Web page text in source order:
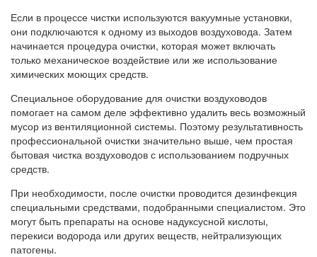
Если в процессе чистки используются вакуумные установки,
они подключаются к одному из выходов воздуховода. Затем
начинается процедура очистки, которая может включать
только механическое воздействие или же использование
химических моющих средств.
Специальное оборудование для очистки воздуховодов
помогает на самом деле эффективно удалить весь возможный
мусор из вентиляционной системы. Поэтому результативность
профессиональной очистки значительно выше, чем простая
бытовая чистка воздуховодов с использованием подручных
средств.
При необходимости, после очистки проводится дезинфекция
специальными средствами, подобранными специалистом. Это
могут быть препараты на основе надуксусной кислоты,
перекиси водорода или других веществ, нейтрализующих
патогены.